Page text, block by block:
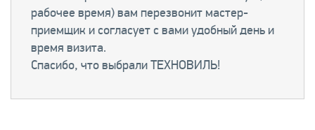
рабочее время) вам перезвонит мастер-
приемщик и согласует с вами удобный день и
время визита.
Спасибо, что выбрали ТЕХНОВИЛЬ!